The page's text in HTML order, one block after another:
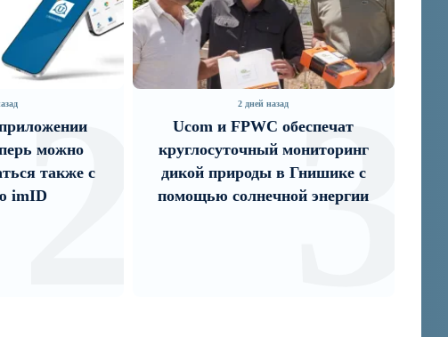
Ucom и FPWC обеспечат
круглосуточный мониторинг
дикой природы в Гнишике с
помощью солнечной энергии
3
IDBank представляет
карту Mastercard
преимуществами
путешествий и